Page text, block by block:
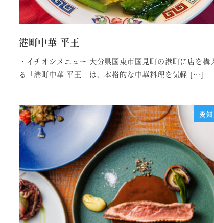
港町中華 平王
・イチオシメニュー 大分県国東市国見町の港町に店を構
る「港町中華 平王」は、本格的な中華料理を気軽 […]
愛